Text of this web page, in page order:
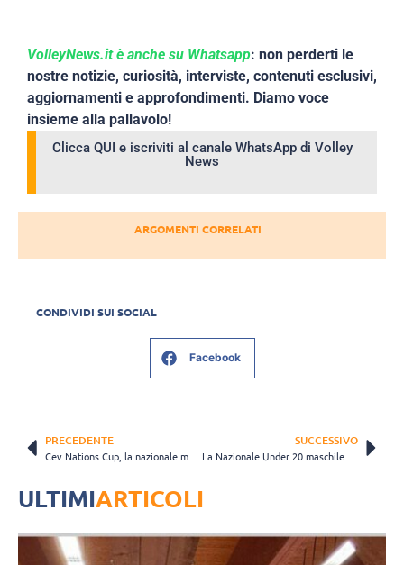
VolleyNews.it è anche su Whatsapp: non perderti le
nostre notizie, curiosità, interviste, contenuti esclusivi,
aggiornamenti e approfondimenti. Diamo voce
insieme alla pallavolo!
Clicca QUI e iscriviti al canale WhatsApp di Volley
News
ARGOMENTI CORRELATI
CONDIVIDI SUI SOCIAL
Facebook
PRECEDENTE SUCCESSIVO
ULTIMIARTICOLI